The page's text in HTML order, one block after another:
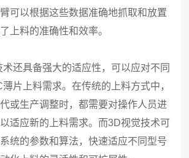
可以根据这些数据准确地抓取和放置
上料的准确性和效率。
还具备强大的适应性，可以应对不同
片上料需求。在传统的上料方式中，
或生产调整时，都需要对操作人员进
适应新的上料需求。而3D视觉技术可
统的参数和算法，快速适应不同型号